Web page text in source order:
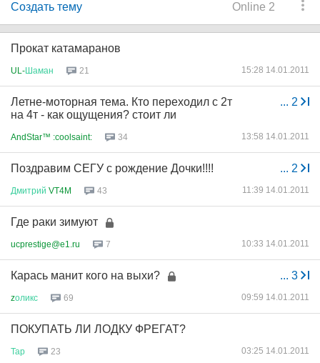
Online 2
Создать тему
Прокат катамаранов
UL-Шаман 21 15:28 14.01.2011
... 2
Летне-моторная тема. Кто переходил с 2т
на 4т - как ощущения? стоит ли
AndStar™ :coolsaint: 34 13:58 14.01.2011
... 2
Поздравим СЕГУ с рождение Дочки!!!!
Дмитрий VT4M 43 11:39 14.01.2011
Где раки зимуют
ucprestige@e1.ru 7 10:33 14.01.2011
... 3
Карась манит кого на выхи?
zоликс 69 09:59 14.01.2011
ПОКУПАТЬ ЛИ ЛОДКУ ФРЕГАТ?
Тар 23 03:25 14.01.2011